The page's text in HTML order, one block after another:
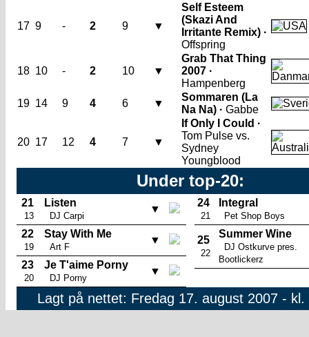
17 9 - 2 9 ▼
Self Esteem
(Skazi And
Irritante Remix) ·
Offspring
18 10 - 2 10 ▼
Grab That Thing
2007 ·
Hampenberg
19 14 9 4 6 ▼
Sommaren (La
Na Na) · Gabbe
20 17 12 4 7 ▼
If Only I Could ·
Tom Pulse vs.
Sydney
Youngblood
Under top-20:
21
13
Listen
DJ Carpi
▼
22
19
Stay With Me
Art F
▼
23
20
Je T'aime Porny
DJ Porny
▼
24
21
Integral
Pet Shop Boys
25
22
Summer Wine
DJ Ostkurve pres.
Bootlickerz
Lagt på nettet: Fredag 17. august 2007 - kl.